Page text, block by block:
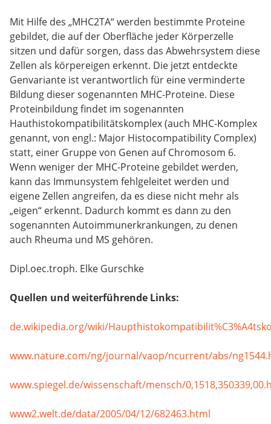
Mit Hilfe des „MHC2TA“ werden bestimmte Proteine
gebildet, die auf der Oberfläche jeder Körperzelle
sitzen und dafür sorgen, dass das Abwehrsystem diese
Zellen als körpereigen erkennt. Die jetzt entdeckte
Genvariante ist verantwortlich für eine verminderte
Bildung dieser sogenannten MHC-Proteine. Diese
Proteinbildung findet im sogenannten
Hauthistokompatibilitätskomplex (auch MHC-Komplex
genannt, von engl.: Major Histocompatibility Complex)
statt, einer Gruppe von Genen auf Chromosom 6.
Wenn weniger der MHC-Proteine gebildet werden,
kann das Immunsystem fehlgeleitet werden und
eigene Zellen angreifen, da es diese nicht mehr als
„eigen“ erkennt. Dadurch kommt es dann zu den
sogenannten Autoimmunerkrankungen, zu denen
auch Rheuma und MS gehören.
Dipl.oec.troph. Elke Gurschke
Quellen und weiterführende Links:
de.wikipedia.org/wiki/
www.nature.com/ng/journal/vaop/ncurrent/abs/
www.spiegel.de/wissenschaft/mensch/
www2.welt.de/data/2005/04/12/682463.html